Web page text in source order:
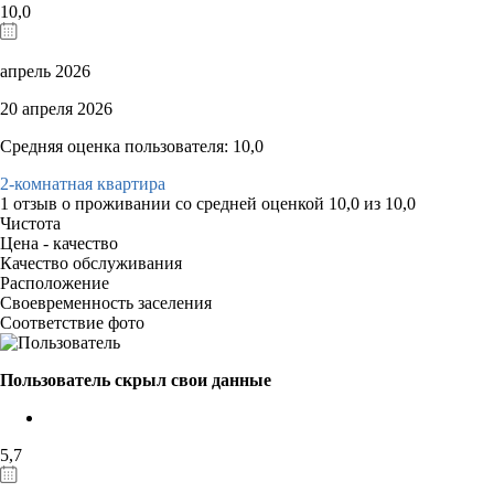
10,0
апрель 2026
20 апреля 2026
Средняя оценка пользователя: 10,0
2-комнатная квартира
1 отзыв о проживании со средней оценкой 10,0 из 10,0
Чистота
Цена - качество
Качество обслуживания
Расположение
Своевременность заселения
Соответствие фото
Пользователь скрыл свои данные
5,7